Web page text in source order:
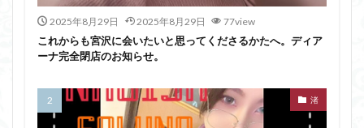
2025年8月29日 2025年8月29日 77view
これからも宮沢に会いたいと思ってくださるかたへ。ディア
ーナ完全閉店のお知らせ。
渚